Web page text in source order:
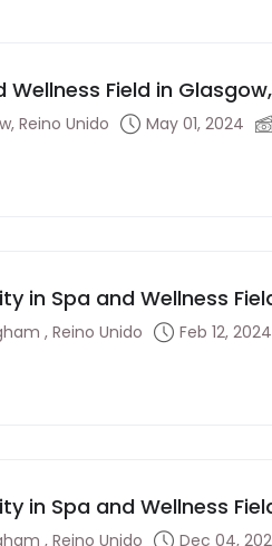
Wellness Field in
Reino Unido May 01, 2024
in Spa and Wellness
, Reino Unido Feb 12, 2024
in Spa and Wellness
, Reino Unido Dec 04,